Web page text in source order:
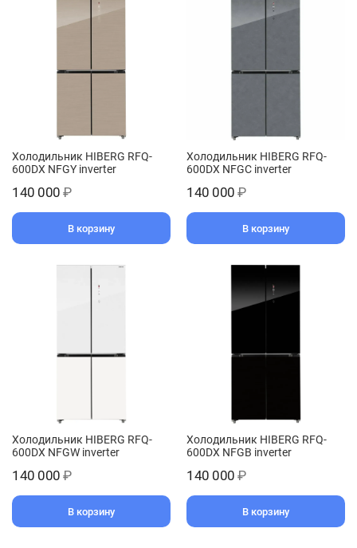
Холодильник HIBERG RFQ-
600DX NFGY inverter
140 000 ₽
В корзину
Холодильник HIBERG RFQ-
600DX NFGС inverter
140 000 ₽
В корзину
Холодильник HIBERG RFQ-
600DX NFGW inverter
140 000 ₽
В корзину
Холодильник HIBERG RFQ-
600DX NFGB inverter
140 000 ₽
В корзину